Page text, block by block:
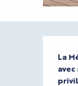
La